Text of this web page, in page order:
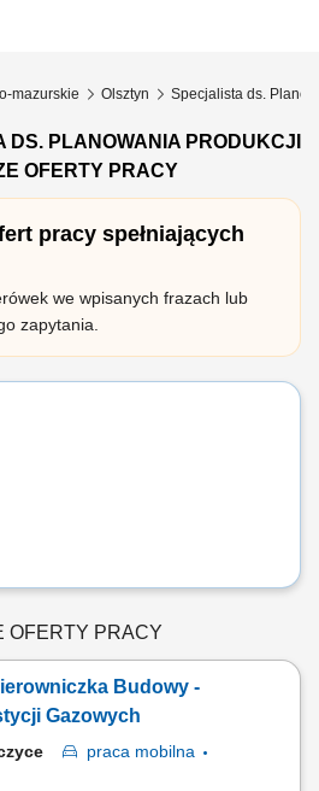
mazurskie Olsztyn Specjalista ds.
DS. PLANOWANIA PRODUKCJI
OFERTY PRACY
pracy spełniających
we wpisanych frazach lub
zapytania.
OFERTY PRACY
Budowy -
Gazowych
praca mobilna